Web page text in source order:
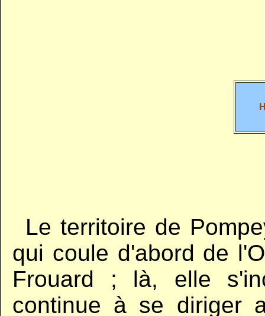
Le territoire de
qui coule d'abord de
Frouard ; là, elle
continue à se diriger